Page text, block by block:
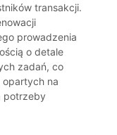
transakcji.
prowadzenia
o detale
zadań, co
opartych na
potrzeby